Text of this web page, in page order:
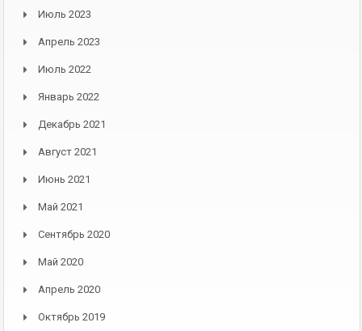
Июль 2023
Апрель 2023
Июль 2022
Январь 2022
Декабрь 2021
Август 2021
Июнь 2021
Май 2021
Сентябрь 2020
Май 2020
Апрель 2020
Октябрь 2019